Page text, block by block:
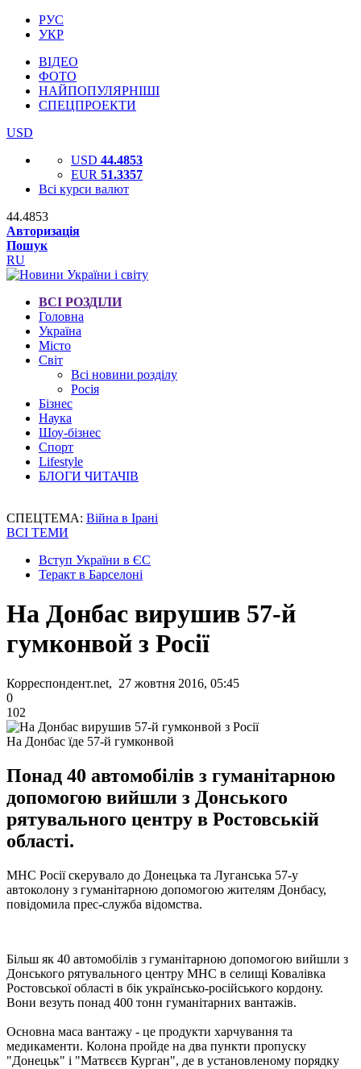
РУС
УКР
ВІДЕО
ФОТО
НАЙПОПУЛЯРНІШІ
СПЕЦПРОЕКТИ
USD
USD 44.4853
EUR 51.3357
Всі курси валют
44.4853
Авторизація
Пошук
RU
ВСІ РОЗДІЛИ
Головна
Україна
Місто
Світ
Всі новини розділу
Росія
Бізнес
Наука
Шоу-бізнес
Спорт
Lifestyle
БЛОГИ ЧИТАЧІВ
СПЕЦТЕМА: Війна в Ірані
ВСІ ТЕМИ
Вступ України в ЄС
Теракт в Барселоні
На Донбас вирушив 57-й
гумконвой з Росії
Корреспондент.net, 27 жовтня 2016, 05:45
0
102
На Донбас їде 57-й гумконвой
Понад 40 автомобілів з гуманітарною
допомогою вийшли з Донського
рятувального центру в Ростовській
області.
МНС Росії скерувало до Донецька та Луганська 57-у
автоколону з гуманітарною допомогою жителям Донбасу,
повідомила прес-служба відомства.
Більш як 40 автомобілів з гуманітарною допомогою вийшли з
Донського рятувального центру МНС в селищі Ковалівка
Ростовської області в бік українсько-російського кордону.
Вони везуть понад 400 тонн гуманітарних вантажів.
Основна маса вантажу - це продукти харчування та
медикаменти. Колона пройде на два пункти пропуску
"Донецьк" і "Матвєєв Курган", де в установленому порядку